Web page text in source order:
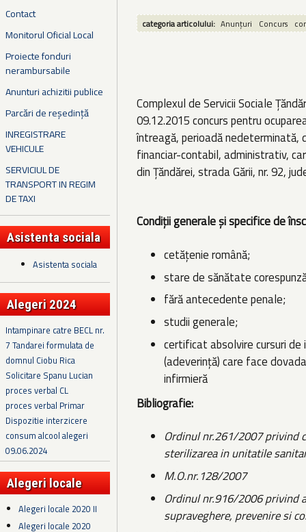
Contact
Monitorul Oficial Local
Proiecte fonduri
nerambursabile
Anunturi achizitii publice
Parcări de reședință
INREGISTRARE
VEHICULE
SERVICIUL DE
TRANSPORT IN REGIM
DE TAXI
Asistenta sociala
Asistenta sociala
Alegeri 2024
Intampinare catre BECL nr.
7 Tandarei formulata de
domnul Ciobu Rica
Solicitare Spanu Lucian
proces verbal CL
proces verbal Primar
Dispozitie interzicere
consum alcool alegeri
09.06.2024
Alegeri locale
Alegeri locale 2020 II
Alegeri locale 2020
categoria articolului: Anunțuri Concurs
Complexul de Servicii Sociale
09.12.2015 concurs pentru
întreagă, perioadă nedeterminată,
financiar-contabil, administrativ,
din Ţăndărei, strada Gării, nr. 92,
Condiţii generale şi specifice de
cetăţenie română;
stare de sănătate
fără antecedente penale;
studii generale;
certificat absolvire cursuri de
(adeverinţă) care face
infirmieră
Bibliografie:
Ordinul nr.261/2007 privind
sterilizarea in unitatile
M.O.nr.128/2007
Ordinul nr.916/2006 privind
supraveghere, prevenire si